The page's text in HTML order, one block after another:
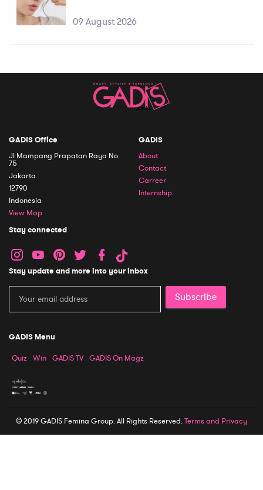
09 August 2026
GADIS Office
Jl Mampang Prapatan Raya No.
75
Jakarta
12790
Indonesia
View Map
GADIS
About
Contact
Carreer
Internship
Stay connected
Stay update and more into your inbox
Subscribe
GADIS Menu
Quiz Win GADIS TV GADIS On Magz
© 2019 GADIS Femina Group. All Rights Reserved.Terms and Privacy